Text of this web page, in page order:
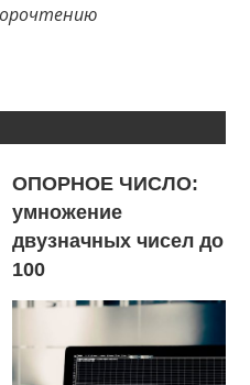
ОПОРНОЕ ЧИСЛО:
умножение
двузначных чисел до
100